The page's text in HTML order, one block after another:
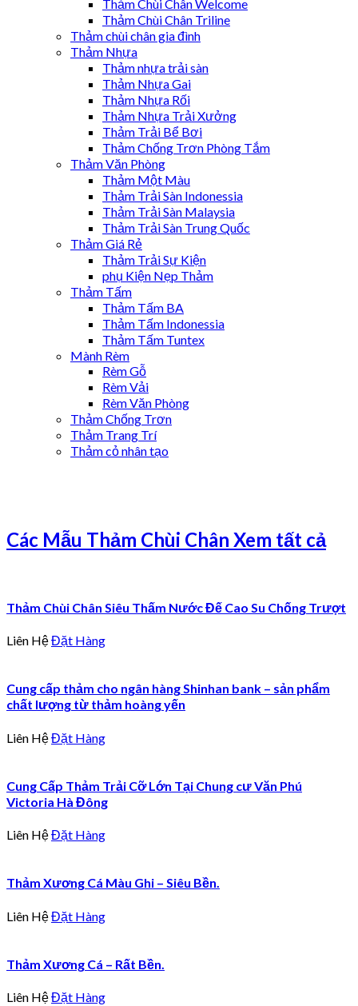
Thảm Chùi Chân Welcome
Thảm Chùi Chân Triline
Thảm chùi chân gia đình
Thảm Nhựa
Thảm nhựa trải sàn
Thảm Nhựa Gai
Thảm Nhựa Rối
Thảm Nhựa Trải Xưởng
Thảm Trải Bể Bơi
Thảm Chống Trơn Phòng Tắm
Thảm Văn Phòng
Thảm Một Màu
Thảm Trải Sàn Indonessia
Thảm Trải Sàn Malaysia
Thảm Trải Sàn Trung Quốc
Thảm Giá Rẻ
Thảm Trải Sự Kiện
phụ Kiện Nẹp Thảm
Thảm Tấm
Thảm Tấm BA
Thảm Tấm Indonessia
Thảm Tấm Tuntex
Mành Rèm
Rèm Gỗ
Rèm Vải
Rèm Văn Phòng
Thảm Chống Trơn
Thảm Trang Trí
Thảm cỏ nhân tạo
Các Mẫu Thảm Chùi Chân Xem tất cả
Thảm Chùi Chân Siêu Thấm Nước Đế Cao Su Chống Trượt
Liên HệĐặt Hàng
Cung cấp thảm cho ngân hàng Shinhan bank – sản phẩm
chất lượng từ thảm hoàng yến
Liên HệĐặt Hàng
Cung Cấp Thảm Trải Cỡ Lớn Tại Chung cư Văn Phú
Victoria Hà Đông
Liên HệĐặt Hàng
Thảm Xương Cá Màu Ghi – Siêu Bền.
Liên HệĐặt Hàng
Thảm Xương Cá – Rất Bền.
Liên HệĐặt Hàng